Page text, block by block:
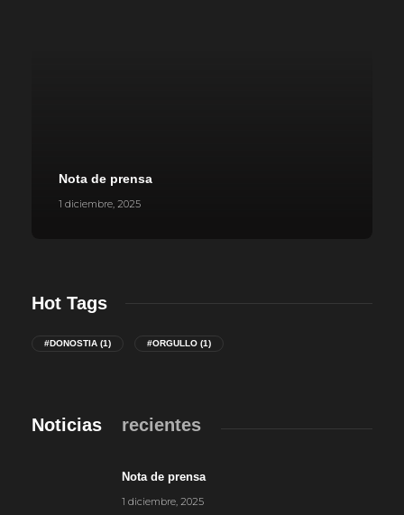
Nota de prensa
1 diciembre, 2025
Hot Tags
#DONOSTIA (1) #ORGULLO (1)
Noticias recientes
Nota de prensa
1 diciembre, 2025